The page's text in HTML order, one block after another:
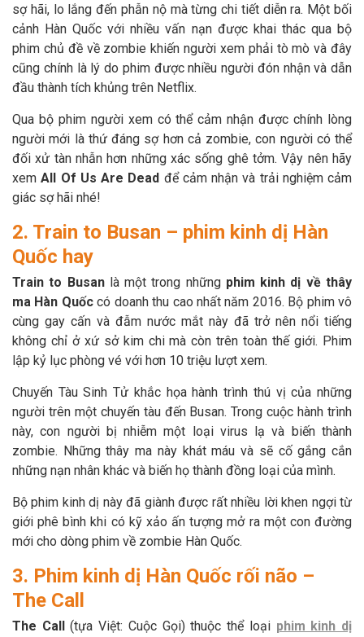
sợ hãi, lo lắng đến phẫn nộ mà từng chi tiết diễn ra. Một bối
cảnh Hàn Quốc với nhiều vấn nạn được khai thác qua bộ
phim chủ đề về zombie khiến người xem phải tò mò và đây
cũng chính là lý do phim được nhiều người đón nhận và dẫn
đầu thành tích khủng trên Netflix.
Qua bộ phim người xem có thể cảm nhận được chính lòng
người mới là thứ đáng sợ hơn cả zombie, con người có thể
đối xử tàn nhẫn hơn những xác sống ghê tởm. Vậy nên hãy
xem All Of Us Are Dead để cảm nhận và trải nghiệm cảm
giác sợ hãi nhé!
2. Train to Busan – phim kinh dị Hàn
Quốc hay
Train to Busanlà một trong những phim kinh dị về thây
ma Hàn Quốccó doanh thu cao nhất năm 2016. Bộ phim vô
cùng gay cấn và đẫm nước mắt này đã trở nên nổi tiếng
không chỉ ở xứ sở kim chi mà còn trên toàn thế giới. Phim
lập kỷ lục phòng vé với hơn 10 triệu lượt xem.
Chuyến Tàu Sinh Tử khắc họa hành trình thú vị của những
người trên một chuyến tàu đến Busan. Trong cuộc hành trình
này, con người bị nhiễm một loại virus lạ và biến thành
zombie. Những thây ma này khát máu và sẽ cố gắng cắn
những nạn nhân khác và biến họ thành đồng loại của mình.
Bộ phim kinh dị này đã giành được rất nhiều lời khen ngợi từ
giới phê bình khi có kỹ xảo ấn tượng mở ra một con đường
mới cho dòng phim về zombie Hàn Quốc.
3. Phim kinh dị Hàn Quốc rối não –
The Call
The Call(tựa Việt: Cuộc Gọi) thuộc thể loại phim kinh dị